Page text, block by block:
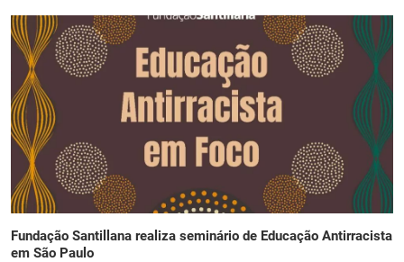
Fundação Santillana realiza seminário de Educação Antirracista
em São Paulo